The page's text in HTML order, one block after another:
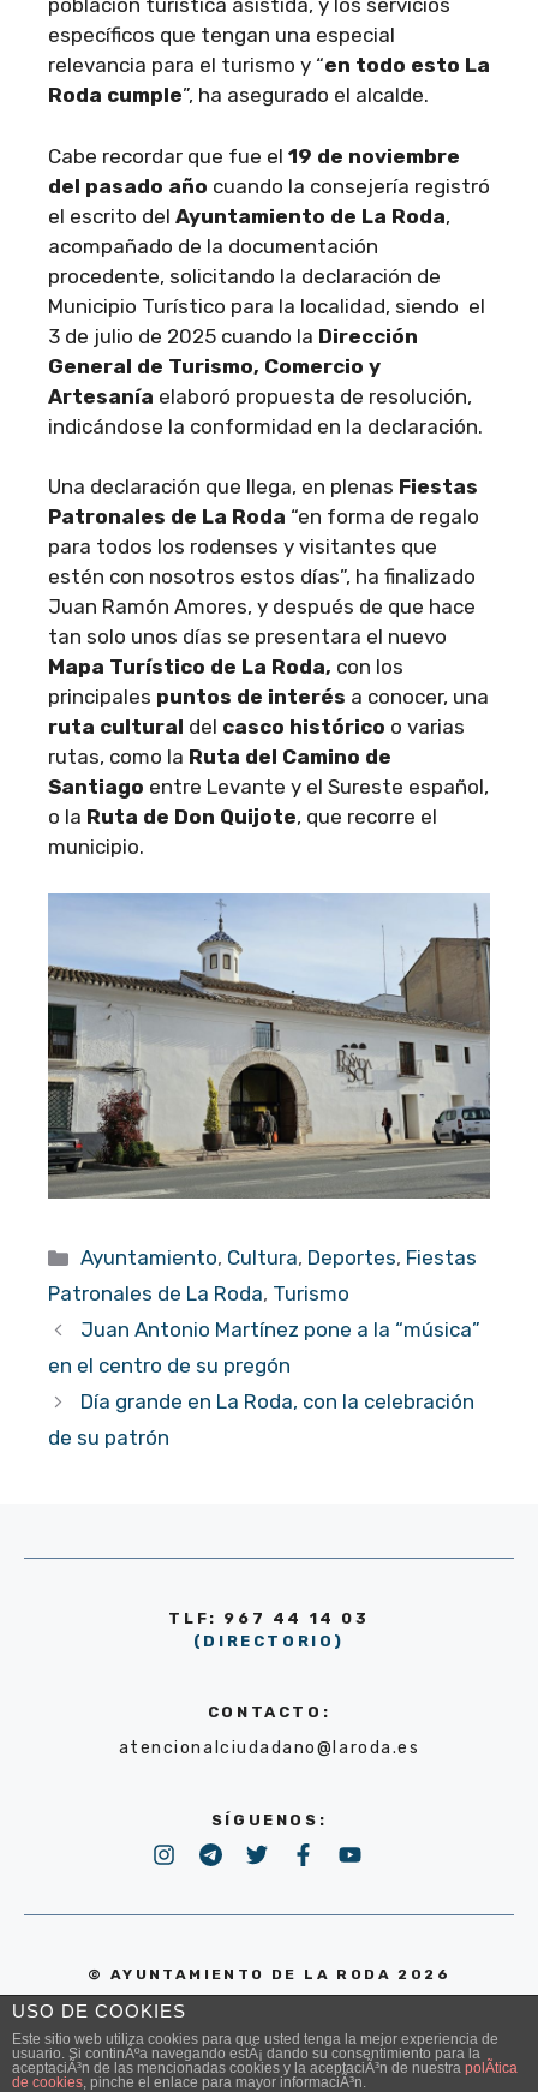
población turística asistida, y los servicios
específicos que tengan una especial
relevancia para el turismo y “en todo esto La
Roda cumple”, ha asegurado el alcalde.
Cabe recordar que fue el 19 de noviembre
del pasado año cuando la consejería registró
el escrito del Ayuntamiento de La Roda,
acompañado de la documentación
procedente, solicitando la declaración de
Municipio Turístico para la localidad, siendo el
3 de julio de 2025 cuando la Dirección
General de Turismo, Comercio y
Artesanía elaboró propuesta de resolución,
indicándose la conformidad en la declaración.
Una declaración que llega, en plenas Fiestas
Patronales de La Roda “en forma de regalo
para todos los rodenses y visitantes que
estén con nosotros estos días”, ha finalizado
Juan Ramón Amores, y después de que hace
tan solo unos días se presentara el nuevo
Mapa Turístico de La Roda, con los
principales puntos de interés a conocer, una
ruta cultural del casco histórico o varias
rutas, como la Ruta del Camino de
Santiago entre Levante y el Sureste español,
o la Ruta de Don Quijote, que recorre el
municipio.
Categorías
Ayuntamiento, Cultura, Deportes, Fiestas
Patronales de La Roda, Turismo
Juan Antonio Martínez pone a la “música”
en el centro de su pregón
Día grande en La Roda, con la celebración
de su patrón
TLF: 967 44 14 03
(DIRECTORIO)
CONTACTO:
atencionalciudadano@laroda.es
SÍGUENOS:
© AYUNTAMIENTO DE LA RODA 2026
POLÍTICA DE PRIVACIDAD
USO DE COOKIES
Este sitio web utiliza cookies para que usted tenga la mejor experiencia de
usuario. Si continÃºa navegando estÃ¡ dando su consentimiento para la
aceptaciÃ³n de las mencionadas cookies y la aceptaciÃ³n de nuestra polÃ­tica
de cookies, pinche el enlace para mayor informaciÃ³n.